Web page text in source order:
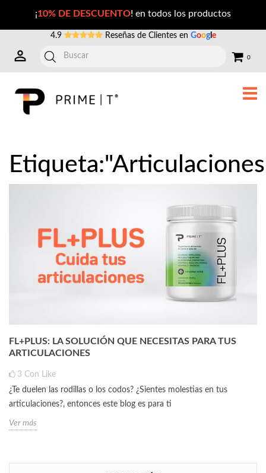
¡10% DE DESCUENTO! en todos los productos
4.9 Reseñas de Clientes en Google
0
FL+PLUS: LA SOLUCIÓN QUE NECESITAS PARA TUS
ARTICULACIONES
3 Con Like
¿Te duelen las rodillas o los codos? ¿Sientes molestias en tus
articulaciones?, entonces este blog es para ti
Ver más